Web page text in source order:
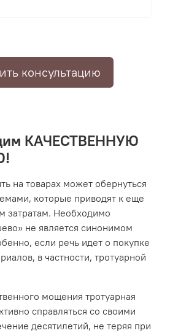
консультацию
КАЧЕСТВЕННУЮ
на товарах может обернуться
которые приводят к еще
Необходимо
не является синонимом
если речь идет о покупке
в частности, тротуарной
мощения тротуарная
справляться со своими
десятилетий, не теряя при